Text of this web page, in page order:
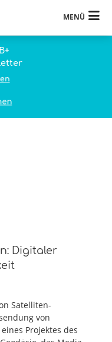
MENÜ
Digitaler
Satelliten-
von
Projektes des